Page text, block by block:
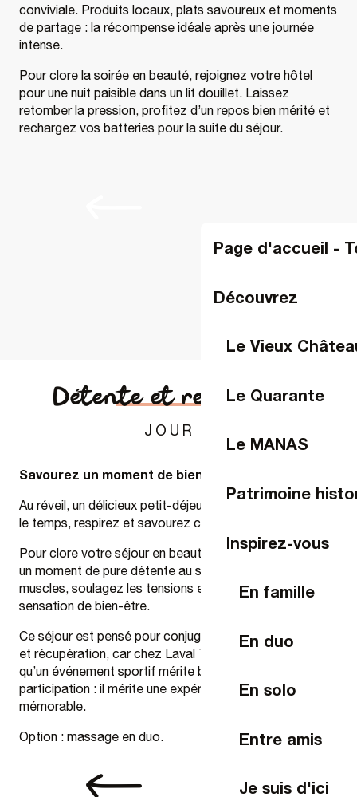
Page d'accueil -
Découvrez
Le Vieux
Le Quarante
Le MANAS
Patrimoine
Inspirez-vous
En famille
En duo
En solo
Entre amis
Je suis d'ici
conviviale. Produits locaux, plats savoureux et moments
de partage : la récompense idéale après une journée
intense.
Pour clore la soirée en beauté, rejoignez votre hôtel
pour une nuit paisible dans un lit douillet. Laissez
retomber la pression, profitez d’un repos bien mérité et
rechargez vos batteries pour la suite du séjour.
Détente et relaxation
JOUR 2
Savourez un moment de bien-être mérité
Au réveil, un délicieux petit-déjeuner vous attend. Prenez
le temps, respirez et savourez chaque instant.
Pour clore votre séjour en beauté, offrez à votre corps
un moment de pure détente au spa : relâchez vos
muscles, soulagez les tensions et prolongez la
sensation de bien-être.
Ce séjour est pensé pour conjuguer performance, plaisir
et récupération, car chez Laval Tourisme, nous croyons
qu’un événement sportif mérite bien plus qu’une simple
participation : il mérite une expérience complète et
mémorable.
Option : massage en duo.